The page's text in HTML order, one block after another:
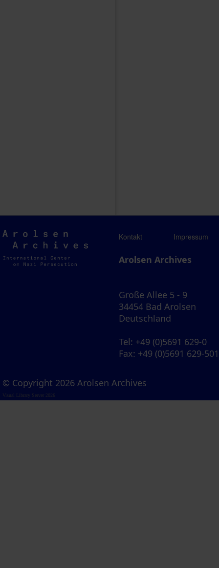
Arolsen
Archives
Kontakt Impressum
Arolsen Archives
Große Allee 5 - 9
34454 Bad Arolsen
Deutschland
Tel: +49 (0)5691 629-0
Fax: +49 (0)5691 629-501
© Copyright 2026 Arolsen Archives
Visual Library Server 2026